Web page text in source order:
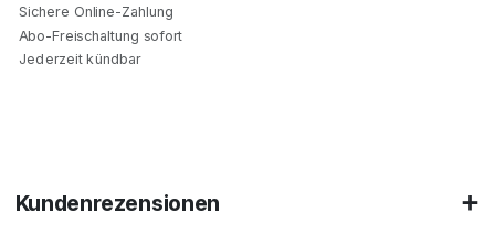
Sichere Online-Zahlung
Abo-Freischaltung sofort
Jederzeit kündbar
Kundenrezensionen